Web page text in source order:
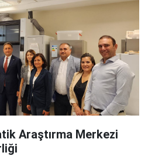
Araştırma Merkezi